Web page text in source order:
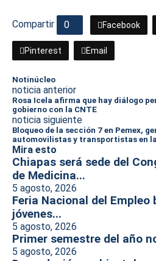
Compartir 0 Facebook
Pinterest Email
Notinúcleo
noticia anterior
Rosa Icela afirma que hay diálogo
gobierno con la CNTE
noticia siguiente
Bloqueo de la sección 7 en Pemex,
automovilistas y transportistas en
Mira esto
Chiapas será sede del
de Medicina...
5 agosto, 2026
Feria Nacional del Empleo
jóvenes...
5 agosto, 2026
Primer semestre del año
5 agosto, 2026